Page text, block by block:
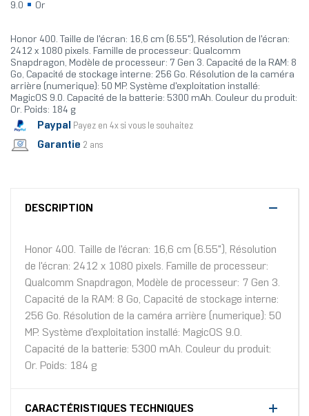
9.0
Or
Honor 400. Taille de l'écran: 16,6 cm (6.55"), Résolution de l'écran:
2412 x 1080 pixels. Famille de processeur: Qualcomm
Snapdragon, Modèle de processeur: 7 Gen 3. Capacité de la RAM: 8
Go, Capacité de stockage interne: 256 Go. Résolution de la caméra
arrière (numerique): 50 MP. Système d'exploitation installé:
MagicOS 9.0. Capacité de la batterie: 5300 mAh. Couleur du produit:
Or. Poids: 184 g
Paypal Payez en 4x si vous le souhaitez
Garantie 2 ans
DESCRIPTION
Honor 400. Taille de l'écran: 16,6 cm (6.55"), Résolution
de l'écran: 2412 x 1080 pixels. Famille de processeur:
Qualcomm Snapdragon, Modèle de processeur: 7 Gen 3.
Capacité de la RAM: 8 Go, Capacité de stockage interne:
256 Go. Résolution de la caméra arrière (numerique): 50
MP. Système d'exploitation installé: MagicOS 9.0.
Capacité de la batterie: 5300 mAh. Couleur du produit:
Or. Poids: 184 g
CARACTÉRISTIQUES TECHNIQUES